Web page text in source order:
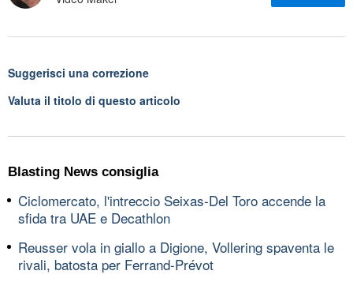
Suggerisci una correzione
Valuta il titolo di questo articolo
Blasting News consiglia
Ciclomercato, l'intreccio Seixas-Del Toro accende la
sfida tra UAE e Decathlon
Reusser vola in giallo a Digione, Vollering spaventa le
rivali, batosta per Ferrand-Prévot